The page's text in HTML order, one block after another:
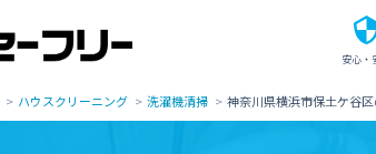
安心・
ハウスクリーニング 洗濯機清掃 神奈川県横浜市保土ケ谷